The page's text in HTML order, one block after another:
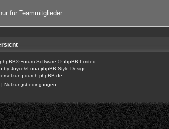
für Teammitglieder.
phpBB® Forum Software © phpBB Limited
by Joyce&Luna phpBB-Style-Design
durch phpBB.de
| Nutzungsbedingungen